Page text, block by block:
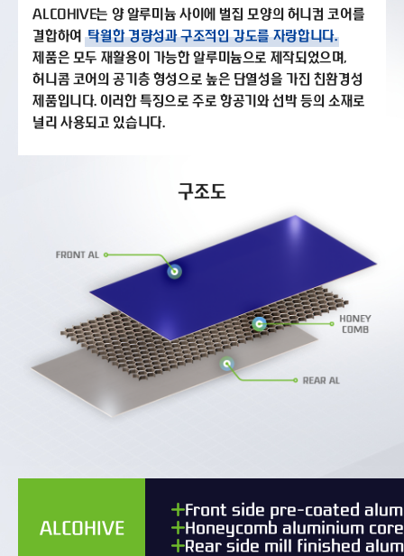
복합판넬 체험
ALCOHIVE는 양 알루미늄 사이에 벌집 모양의 허니컴 코어를
결합하여탁월한 경량성과 구조적인 강도를 자랑합니다.
제품은 모두 재활용이 가능한 알루미늄으로 제작되었으며,
허니콤 코어의 공기층 형성으로 높은 단열성을 가진 친환경성
제품입니다. 이러한 특징으로 주로 항공기와 선박 등의 소재로
널리 사용되고 있습니다.
ALCOHIVE
구조도
ALCOHIVE
Front side pre-coated
Honeycomb aluminium
Rear side mill finished